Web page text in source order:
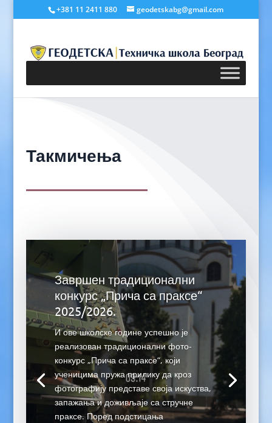
+381 11 2411 880 geodetskabg@gmail.com
Такмичења
Завршен традиционални
конкурс „Прича са праксе“
2025/2026.
И ове школске године успешно је
реализован традиционални фото-
конкурс „Прича са праксе“, који
ученицима пружа прилику да кроз
фотографију представе своја искуства,
запажања и доживљаје са стручне
праксе. Поред подстицања